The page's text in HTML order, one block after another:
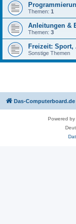
Themen: 1
Anleitungen &
Themen: 3
Freizeit: Sport,
Sonstige Themen
Das-Computerboard.de
Powered by